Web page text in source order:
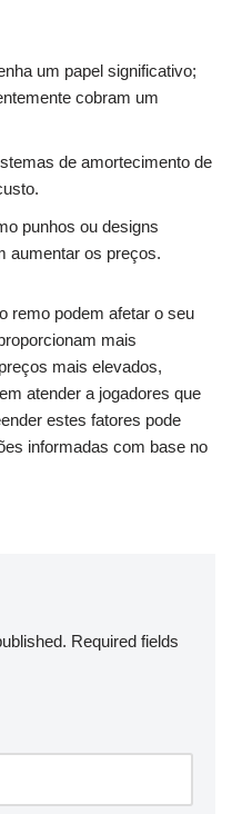
um papel significativo;
cobram um
de amortecimento de
punhos ou designs
aumentar os preços.
remo podem afetar o seu
mais
mais elevados,
atender a jogadores que
estes fatores pode
informadas com base no
Required fields